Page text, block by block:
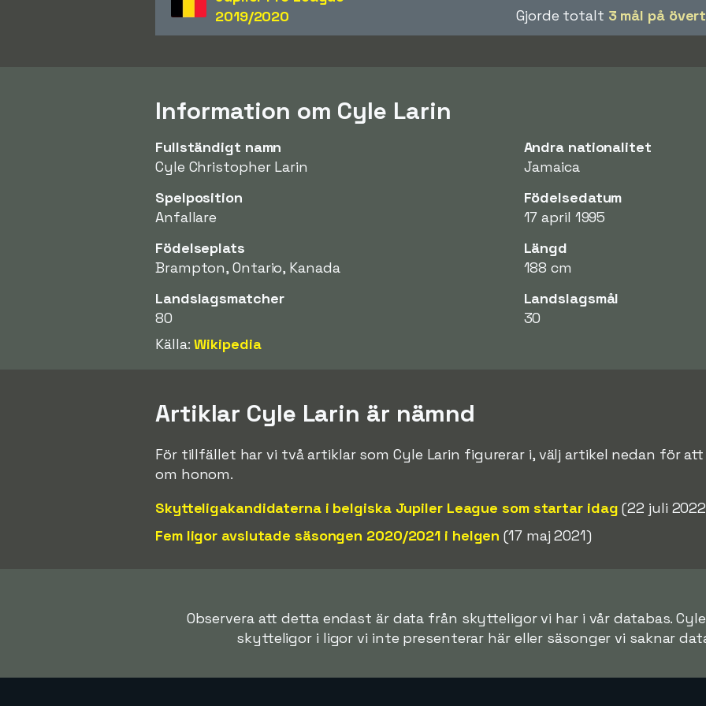
2019/2020
Gjorde totalt 3 mål på
Information om Cyle Larin
Fullständigt namn
Cyle Christopher Larin
Andra nationalitet
Jamaica
Spelposition
Anfallare
Födelsedatum
17 april 1995
Födelseplats
Brampton, Ontario, Kanada
Längd
188 cm
Landslagsmatcher
80
Landslagsmål
30
Källa:Wikipedia
Artiklar Cyle Larin är nämnd
För tillfället har vi två artiklar som Cyle Larin figurerar i, välj artikel nedan för
om honom.
Skytteligakandidaterna i belgiska Jupiler League som startar idag (22 juli
Fem ligor avslutade säsongen 2020/2021 i helgen (17 maj 2021)
Observera att detta endast är data från skytteligor vi har i vår databas.
skytteligor i ligor vi inte presenterar här eller säsonger vi saknar